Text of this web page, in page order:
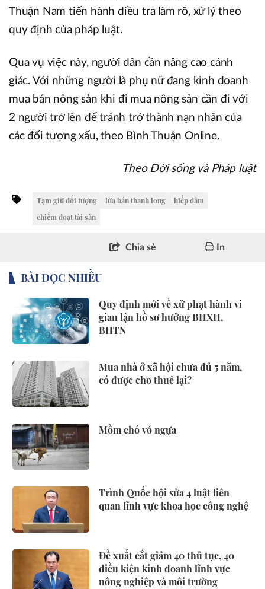
Thuận Nam tiến hành điều tra làm rõ, xử lý theo
quy định của pháp luật.
Qua vụ việc này, người dân cần nâng cao cảnh
giác. Với những người là phụ nữ đang kinh doanh
mua bán nông sản khi đi mua nông sản cần đi với
2 người trở lên để tránh trở thành nạn nhân của
các đối tượng xấu, theo Bình Thuận Online.
Theo Đời sống và Pháp luật
Tạm giữ đối tượng lừa bán thanh long
hiếp dâm
chiếm đoạt tài sản
Chia sẻ In
BÀI ĐỌC NHIỀU
Quy định mới về xử phạt hành vi
gian lận hồ sơ hưởng BHXH,
BHTN
Mua nhà ở xã hội chưa đủ 5 năm,
có được cho thuê lại?
Mồm chó vó ngựa
Trình Quốc hội sửa 4 luật liên
quan lĩnh vực khoa học công nghệ
Đề xuất cắt giảm 40 thủ tục, 40
điều kiện kinh doanh lĩnh vực
nông nghiệp và môi trường